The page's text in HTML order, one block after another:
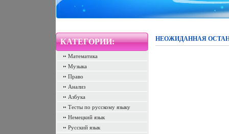
КАТЕГОРИИ:
Математика
Музыка
Право
Анализ
Азбука
Тесты по русскому языку
Немецкий язык
Русский язык
НЕОЖИДАННАЯ